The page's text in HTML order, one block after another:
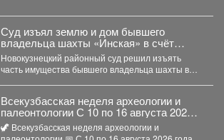
Суд изъял землю и дом бывшего
владельца шахты «Инская» в счёт
долга
Новокузнецкий районный суд решил изъять
часть имущества бывшего владельца шахты в
Всекузбасская неделя археологии и
палеонтологии С 10 по 16 августа 2026
года в музеях Кузбасса пройдет Неделя
археологии и палеонтологии,
🦖 Всекузбасская неделя археологии и